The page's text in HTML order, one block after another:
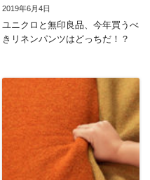
2019年6月4日
ユニクロと無印良品、今年買うべ
きリネンパンツはどっちだ！？